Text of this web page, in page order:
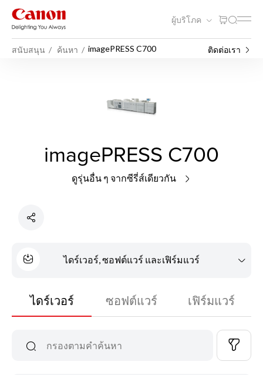
ผู้บริโภค
สนับสนุน ค้นหา imagePRESS C700 ติดต่อเรา
imagePRESS C700
ดูรุ่นอื่น ๆ จากซีรี่ส์เดียวกัน
ไดร์เวอร์, ซอฟต์แวร์ และเฟิร์มแวร์
ไดร์เวอร์ ซอฟต์แวร์ เฟิร์มแวร์